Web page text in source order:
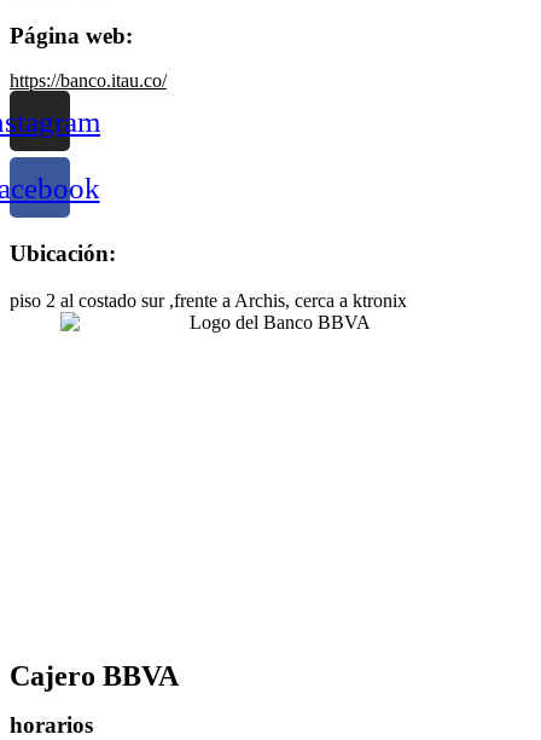
Página web:
https://banco.itau.co/
Ubicación:
piso 2 al costado sur ,frente a Archis, cerca a ktronix
Cajero BBVA
horarios